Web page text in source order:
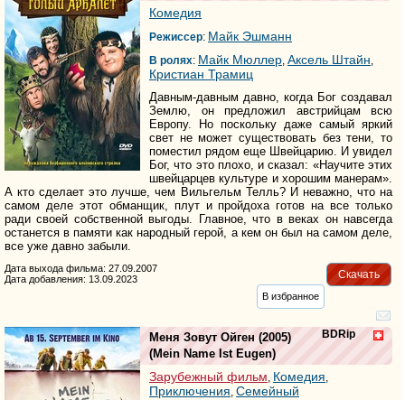
Комедия
Режиссер: Майк Эшманн
В ролях: Майк Мюллер, Аксель Штайн,
Кристиан Трамиц
Давным-давным давно, когда Бог создавал
Землю, он предложил австрийцам всю
Европу. Но поскольку даже самый яркий
свет не может существовать без тени, то
поместил рядом еще Швейцарию. И увидел
Бог, что это плохо, и сказал: «Научите этих
швейцарцев культуре и хорошим манерам».
А кто сделает это лучше, чем Вильгельм Телль? И неважно, что на
самом деле этот обманщик, плут и пройдоха готов на все только
ради своей собственной выгоды. Главное, что в веках он навсегда
останется в памяти как народный герой, а кем он был на самом деле,
все уже давно забыли.
Скачать
Дата выхода фильма: 27.09.2007
Дата добавления: 13.09.2023
В избранное
BDRip
Меня Зовут Ойген (2005)
(Mein Name Ist Eugen)
Зарубежный фильм, Комедия,
Приключения, Семейный